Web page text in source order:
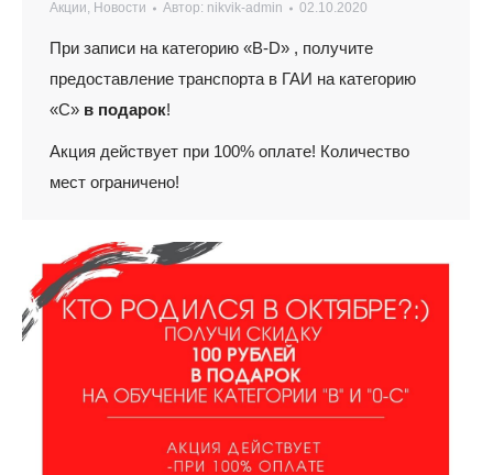
Акции, Новости Автор: nikvik-admin 02.10.2020
При записи на категорию «В-D» , получите
предоставление транспорта в ГАИ на категорию
«С» в подарок!
Акция действует при 100% оплате! Количество
мест ограничено!